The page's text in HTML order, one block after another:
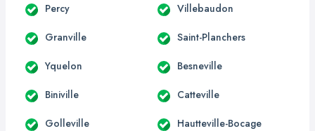
Percy Villebaudon
Granville Saint-Planchers
Yquelon Besneville
Biniville Catteville
Golleville Hautteville-Bocage